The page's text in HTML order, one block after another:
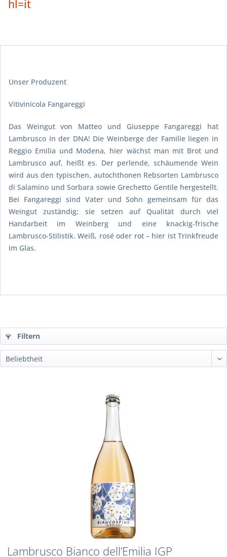
hl=it
Unser Produzent
Vitivinicola Fangareggi
Das Weingut von Matteo und Giuseppe Fangareggi hat
Lambrusco in der DNA! Die Weinberge der Familie liegen in
Reggio Emilia und Modena, hier wächst man mit Brot und
Lambrusco auf, heißt es. Der perlende, schäumende Wein
wird aus den typischen, autochthonen Rebsorten Lambrusco
di Salamino und Sorbara sowie Grechetto Gentile hergestellt.
Bei Fangareggi sind Vater und Sohn gemeinsam für das
Weingut zuständig; sie setzen auf Qualität durch viel
Handarbeit im Weinberg und eine knackig-frische
Lambrusco-Stilistik. Weiß, rosé oder rot – hier ist Trinkfreude
im Glas.
Filtern
Lambrusco Bianco dell’Emilia IGP